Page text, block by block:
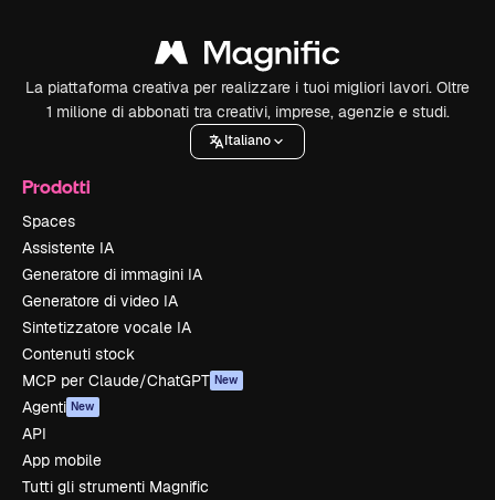
La piattaforma creativa per realizzare i tuoi migliori lavori. Oltre
1 milione di abbonati tra creativi, imprese, agenzie e studi.
Italiano
Prodotti
Spaces
Assistente IA
Generatore di immagini IA
Generatore di video IA
Sintetizzatore vocale IA
Contenuti stock
MCP per Claude/ChatGPT New
Agenti New
API
App mobile
Tutti gli strumenti Magnific